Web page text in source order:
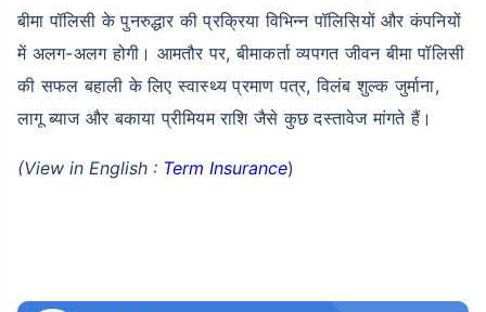
बीमा पॉलिसी के पुनरुद्धार की प्रक्रिया विभिन्न पॉलिसियों और कंपनियों
में अलग-अलग होगी। आमतौर पर, बीमाकर्ता व्यपगत जीवन बीमा पॉलिसी
की सफल बहाली के लिए स्वास्थ्य प्रमाण पत्र, विलंब शुल्क जुर्माना,
लागू ब्याज और बकाया प्रीमियम राशि जैसे कुछ दस्तावेज मांगते हैं।
(View in English : Term Insurance)